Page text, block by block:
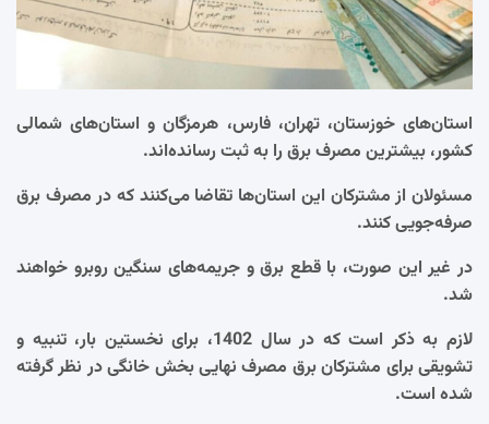
استان‌های خوزستان، تهران، فارس، هرمزگان و استان‌های شمالی
کشور، بیشترین مصرف برق را به ثبت رسانده‌اند.
مسئولان از مشترکان این استان‌ها تقاضا می‌کنند که در مصرف برق
صرفه‌جویی کنند.
در غیر این صورت، با قطع برق و جریمه‌های سنگین روبرو خواهند
شد.
لازم به ذکر است که در سال 1402، برای نخستین بار، تنبیه و
تشویقی برای مشترکان برق مصرف نهایی بخش خانگی در نظر گرفته
شده است.